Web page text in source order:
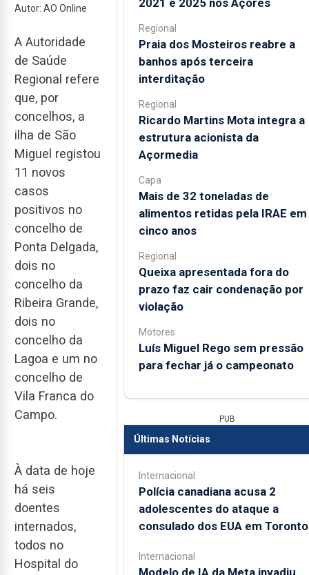
Autor: AO Online
A Autoridade
de Saúde
Regional refere
que, por
concelhos, a
ilha de São
Miguel registou
11 novos
casos
positivos no
concelho de
Ponta Delgada,
dois no
concelho da
Ribeira Grande,
dois no
concelho da
Lagoa e um no
concelho de
Vila Franca do
Campo.
À data de hoje
há seis
doentes
internados,
todos no
Hospital do
Regional
Praia dos Mosteiros reabre a
banhos após terceira
interditação
Regional
Ricardo Martins Mota integra a
estrutura acionista da
Açormedia
Capa
Mais de 32 toneladas de
alimentos retidas pela IRAE em
cinco anos
Regional
Queixa apresentada fora do
prazo faz cair condenação por
violação
Motores
Luís Miguel Rego sem pressão
para fechar já o campeonato
PUB
Últimas Notícias
Internacional
Polícia canadiana acusa 2
adolescentes do ataque a
consulado dos EUA em Toronto
Internacional
Modelo de IA da Meta invadiu